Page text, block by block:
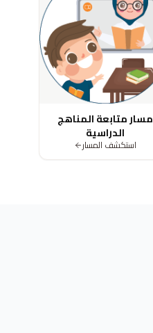
مسار متابعة المناهج
الدراسية
استكشف المسار